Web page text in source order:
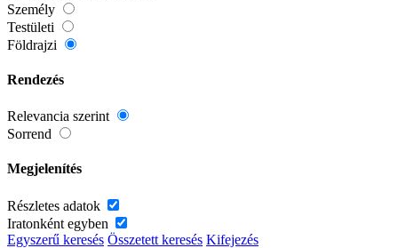
Személy
Testületi
Földrajzi
Rendezés
Relevancia szerint
Sorrend
Megjelenítés
Részletes adatok
Iratonként egyben
Egyszerű keresés Összetett keresés Kifejezés